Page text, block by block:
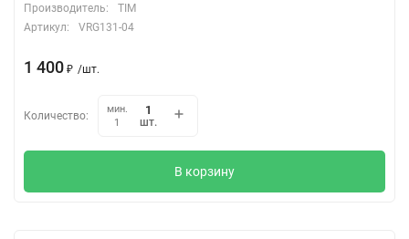
Производитель:
TIM
Артикул:
VRG131-04
1 400 ₽ /шт.
Количество:
мин.
1
шт.
В корзину